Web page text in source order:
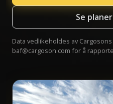
Se
Data vedlikeholdes av
baf@cargoson.com for å